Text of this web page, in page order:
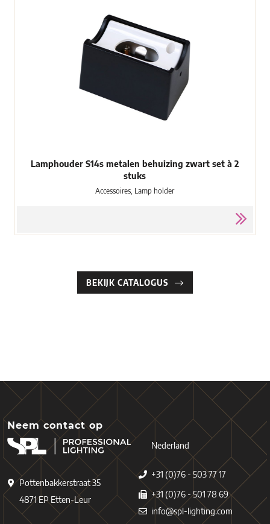
Lamphouder S14s metalen behuizing zwart set à 2
stuks
Accessoires, Lamp holder
BEKIJK CATALOGUS
Neem contact op
Pottenbakkerstraat 35
4871 EP Etten-Leur
Nederland
+31 (0)76 - 503 77 17
+31 (0)76 - 501 78 69
info@spl-lighting.com